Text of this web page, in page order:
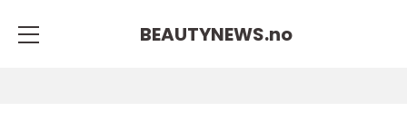
BEAUTYNEWS.no